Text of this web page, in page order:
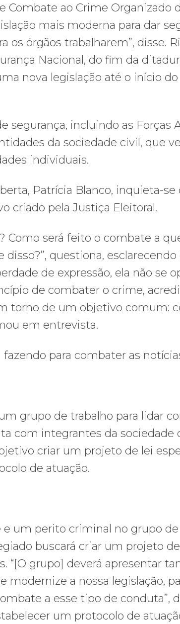
ao Crime Organizado
mais moderna para dar
os órgãos trabalharem”, disse.
Nacional, do fim da
nova legislação até o início
segurança, incluindo as Forças
da sociedade civil, que
individuais.
Patrícia Blanco, inquieta-se
criado pela Justiça Eleitoral.
Como será feito o combate a
questiona, esclarecendo
de expressão, ela não se
de combater o crime,
torno de um objetivo comum:
em entrevista.
para combater as
grupo de trabalho para lidar
com integrantes da sociedade
criar um projeto de lei
de atuação.
um perito criminal no grupo
buscará criar um projeto
“[O grupo] deverá apresentar
modernize a nossa legislação,
a esse tipo de conduta”,
um protocolo de